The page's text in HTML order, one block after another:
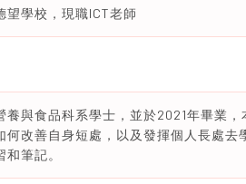
望學校，現職ICT老師
養與食品科系學士，並於2021年畢業
何改善自身短處，以及發揮個人長處
筆記。